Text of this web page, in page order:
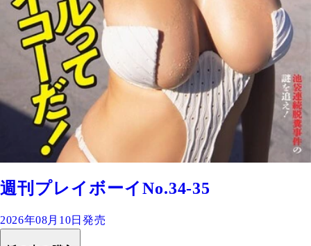
週刊プレイボーイNo.34-35
2026年08月10日発売